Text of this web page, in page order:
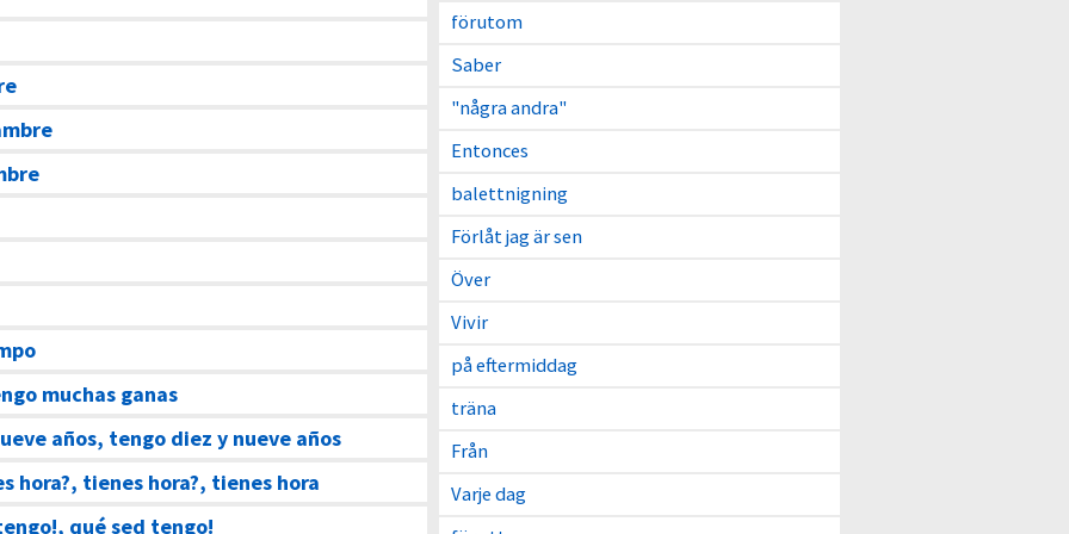
förutom
Saber
"några andra"
Entonces
balettnigning
Förlåt jag är sen
Över
Vivir
på eftermiddag
träna
Från
Varje dag
muchas ganas
años, tengo diez y nueve años
hora?, tienes hora?, tienes hora
qué sed tengo!